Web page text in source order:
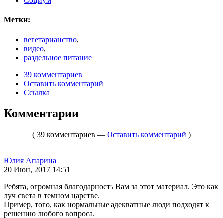
Метки:
вегетарианство,
видео,
раздельное питание
39 комментариев
Оставить комментарий
Ссылка
Комментарии
( 39 комментариев — Оставить комментарий )
Юлия Апарина
20 Июн, 2017 14:51
Ребята, огромная благодарность Вам за этот материал. Это как
луч света в темном царстве.
Пример, того, как нормальные адекватные люди подходят к
решению любого вопроса.